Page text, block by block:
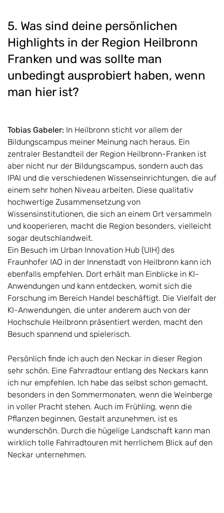
5. Was sind deine persönlichen
Highlights in der Region Heilbronn
Franken und was sollte man
unbedingt ausprobiert haben, wenn
man hier ist?
Tobias Gabeler: In Heilbronn sticht vor allem der
Bildungscampus meiner Meinung nach heraus. Ein
zentraler Bestandteil der Region Heilbronn-Franken ist
aber nicht nur der Bildungscampus, sondern auch das
IPAI und die verschiedenen Wissenseinrichtungen, die auf
einem sehr hohen Niveau arbeiten. Diese qualitativ
hochwertige Zusammensetzung von
Wissensinstitutionen, die sich an einem Ort versammeln
und kooperieren, macht die Region besonders, vielleicht
sogar deutschlandweit.
Ein Besuch im Urban Innovation Hub (UIH) des
Fraunhofer IAO in der Innenstadt von Heilbronn kann ich
ebenfalls empfehlen. Dort erhält man Einblicke in KI-
Anwendungen und kann entdecken, womit sich die
Forschung im Bereich Handel beschäftigt. Die Vielfalt der
KI-Anwendungen, die unter anderem auch von der
Hochschule Heilbronn präsentiert werden, macht den
Besuch spannend und spielerisch.
Persönlich finde ich auch den Neckar in dieser Region
sehr schön. Eine Fahrradtour entlang des Neckars kann
ich nur empfehlen. Ich habe das selbst schon gemacht,
besonders in den Sommermonaten, wenn die Weinberge
in voller Pracht stehen. Auch im Frühling, wenn die
Pflanzen beginnen, Gestalt anzunehmen, ist es
wunderschön. Durch die hügelige Landschaft kann man
wirklich tolle Fahrradtouren mit herrlichem Blick auf den
Neckar unternehmen.